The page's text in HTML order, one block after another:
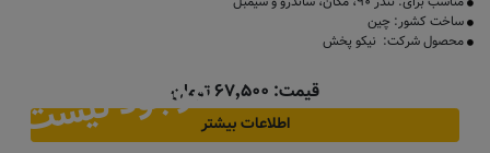
ساخت کشور: چین
محصول شرکت: نیکو پخش
قیمت: ۶۷٬۵۰۰ تومان
اطلاعات بیشترموجود نیست